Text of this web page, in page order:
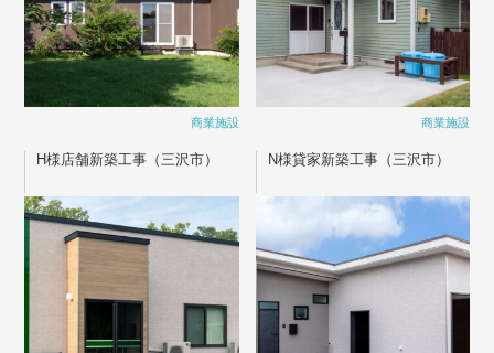
商業施設 商業施設
H様店舗新築工事（三沢市） N様貸家新築工事（三沢市）